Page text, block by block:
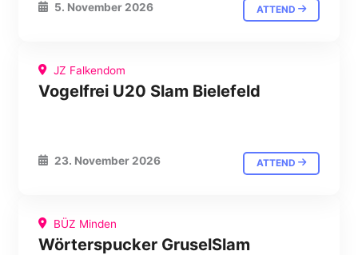
5. November 2026 ATTEND
JZ Falkendom
Vogelfrei U20 Slam Bielefeld
23. November 2026 ATTEND
BÜZ Minden
Wörterspucker GruselSlam